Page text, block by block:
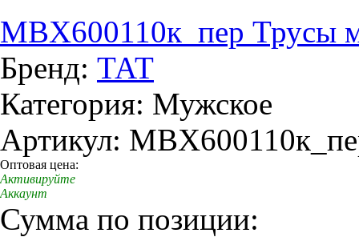
MBX600110к_пер Трусы
Бренд: ТАТ
Категория: Мужское
Артикул:
Оптовая цена:
Активируйте
Аккаунт
Сумма по позиции: